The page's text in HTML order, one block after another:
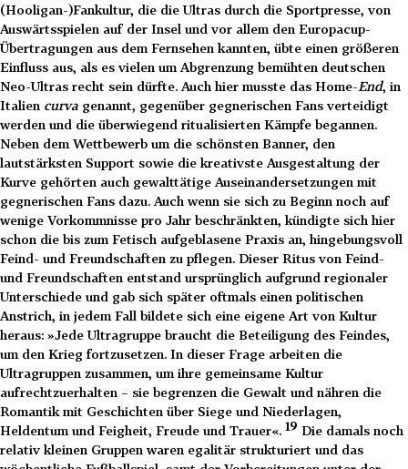
(Hooligan-)Fankultur, die die Ultras durch die Sportpresse, von
Auswärtsspielen auf der Insel und vor allem den Europacup-
Übertragungen aus dem Fernsehen kannten, übte einen größeren
Einfluss aus, als es vielen um Abgrenzung bemühten deutschen
Neo-Ultras recht sein dürfte. Auch hier musste das Home-End, in
Italien curva genannt, gegenüber gegnerischen Fans verteidigt
werden und die überwiegend ritualisierten Kämpfe begannen.
Neben dem Wettbewerb um die schönsten Banner, den
lautstärksten Support sowie die kreativste Ausgestaltung der
Kurve gehörten auch gewalttätige Auseinandersetzungen mit
gegnerischen Fans dazu. Auch wenn sie sich zu Beginn noch auf
wenige Vorkommnisse pro Jahr beschränkten, kündigte sich hier
schon die bis zum Fetisch aufgeblasene Praxis an, hingebungsvoll
Feind- und Freundschaften zu pflegen. Dieser Ritus von Feind-
und Freundschaften entstand ursprünglich aufgrund regionaler
Unterschiede und gab sich später oftmals einen politischen
Anstrich, in jedem Fall bildete sich eine eigene Art von Kultur
heraus: »Jede Ultragruppe braucht die Beteiligung des Feindes,
um den Krieg fortzusetzen. In dieser Frage arbeiten die
Ultragruppen zusammen, um ihre gemeinsame Kultur
aufrechtzuerhalten – sie begrenzen die Gewalt und nähren die
Romantik mit Geschichten über Siege und Niederlagen,
Heldentum und Feigheit, Freude und Trauer«. 19 Die damals noch
relativ kleinen Gruppen waren egalitär strukturiert und das